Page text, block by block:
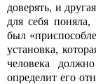
доверять, и
для себя поняла,
был
установка,
человека
определит его